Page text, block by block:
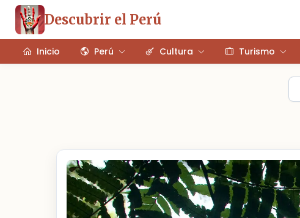
Descubrir el Perú
Inicio Perú Cultura Turismo